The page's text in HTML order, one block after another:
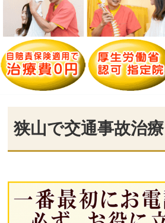
狭山で交通事故治療